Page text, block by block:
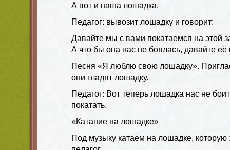
А вот и наша лошадка.
Педагог: вывозит лошадку и говорит:
Давайте мы с вами покатаемся на этой
А что бы она нас не боялась, давайте её
Песня «Я люблю свою лошадку».
они гладят лошадку.
Педагог: Вот теперь лошадка нас не
покатать.
«Катание на лошадке»
Под музыку катаем на лошадке, которую